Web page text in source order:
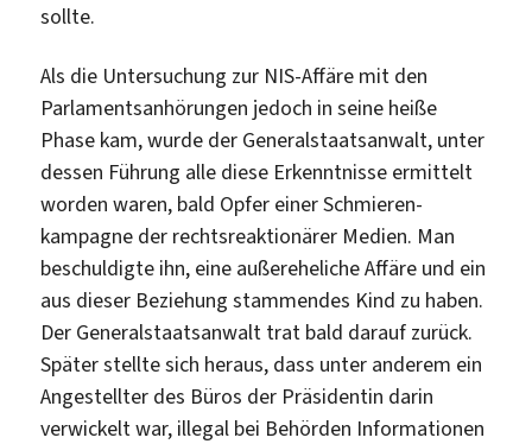
sollte.
Als die Untersuchung zur NIS-Affäre mit den
Parlamentsanhörungen jedoch in seine heiße
Phase kam, wurde der Generalstaatsanwalt, unter
dessen Führung alle diese Erkenntnisse ermittelt
worden waren, bald Opfer einer Schmieren-
kampagne der rechtsreaktionärer Medien. Man
beschuldigte ihn, eine außereheliche Affäre und ein
aus dieser Beziehung stammendes Kind zu haben.
Der Generalstaatsanwalt trat bald darauf zurück.
Später stellte sich heraus, dass unter anderem ein
Angestellter des Büros der Präsidentin darin
verwickelt war, illegal bei Behörden Informationen